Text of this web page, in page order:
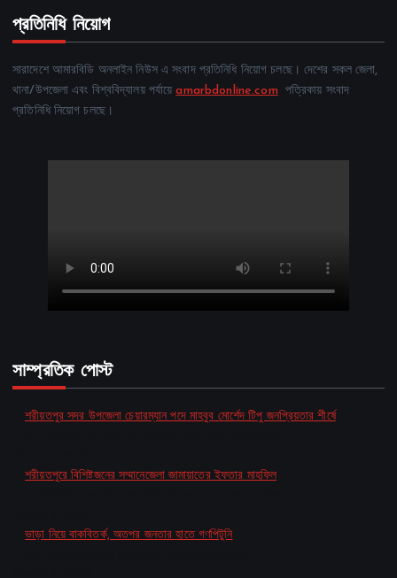
প্রতিনিধি নিয়োগ
সারাদেশে আমারবিডি অনলাইন নিউস এ সংবাদ প্রতিনিধি নিয়োগ চলছে। দেশের সকল জেলা,
থানা/উপজেলা এবং বিশ্ববিদ্যালয় পর্যায়েamarbdonline.comপত্রিকায় সংবাদ
প্রতিনিধি নিয়োগ চলছে।
সাম্প্রতিক পোস্ট
শরীয়তপুর সদর উপজেলা চেয়ারম্যান পদে মাহবুব মোর্শেদ টিপু জনপ্রিয়তার শীর্ষে
শরীয়তপুরে বিশিষ্টজনের সম্মানেজেলা জামায়াতের ইফতার মাহফিল
ভাড়া নিয়ে বাকবিতর্ক, অতপর জনতার হাতে গণপিটুনি